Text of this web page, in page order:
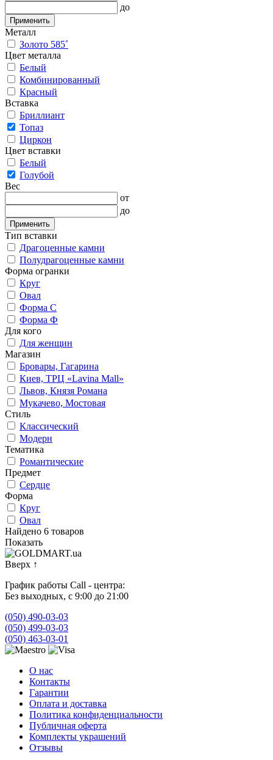
до
Применить
Металл
Золото 585˚
Цвет металла
Белый
Комбинированный
Красный
Вставка
Бриллиант
Топаз
Циркон
Цвет вставки
Белый
Голубой
Вес
от
до
Применить
Тип вставки
Драгоценные камни
Полудрагоценные камни
Форма огранки
Круг
Овал
Форма С
Форма Ф
Для кого
Для женщин
Магазин
Бровары, Гагарина
Киев, ТРЦ «Lavina Mall»
Львов, Князя Романа
Мукачево, Мостовая
Стиль
Классический
Модерн
Тематика
Романтические
Предмет
Сердце
Форма
Круг
Овал
Найдено 6 товаров
Показать
Вверх ↑
График работы Call - центра:
Без выходных, с 9:00 до 21:00
(050) 490-03-03
(050) 499-03-03
(050) 463-03-01
О нас
Контакты
Гарантии
Оплата и доставка
Политика конфиденциальности
Публичная оферта
Комплекты украшений
Отзывы